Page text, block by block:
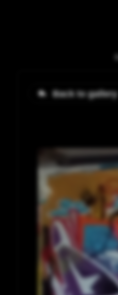
Back to gallery